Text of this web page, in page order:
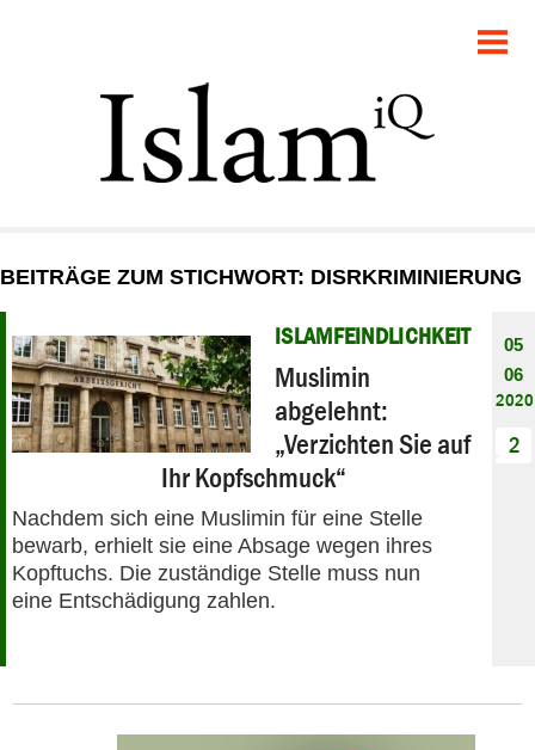
GESELLSCHAFT
STARTSEITE
DEBATTE
PANORAMA
BEITRÄGE ZUM STICHWORT: DISRKRIMINIERUNG
ISLAMFEINDLICHKEIT
Muslimin
abgelehnt:
„Verzichten Sie auf
Ihr Kopfschmuck“
Nachdem sich eine Muslimin für eine Stelle
bewarb, erhielt sie eine Absage wegen ihres
Kopftuchs. Die zuständige Stelle muss nun
eine Entschädigung zahlen.
05
06
2020
2